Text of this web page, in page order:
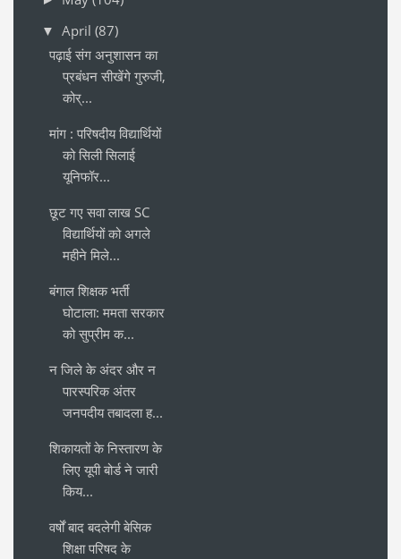
▼ April (87)
पढ़ाई संग अनुशासन का
प्रबंधन सीखेंगे गुरुजी,
कोर्...
मांग : परिषदीय विद्यार्थियों
को सिली सिलाई
यूनिफॉर...
छूट गए सवा लाख SC
विद्यार्थियों को अगले
महीने मिले...
बंगाल शिक्षक भर्ती
घोटाला: ममता सरकार
को सुप्रीम क...
न जिले के अंदर और न
पारस्परिक अंतर
जनपदीय तबादला ह...
शिकायतों के निस्तारण के
लिए यूपी बोर्ड ने जारी
किय...
वर्षों बाद बदलेगी बेसिक
शिक्षा परिषद के